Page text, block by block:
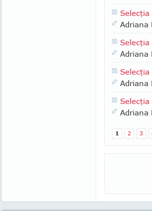
Adriana
Adriana
Adriana
Adriana
1 2 3